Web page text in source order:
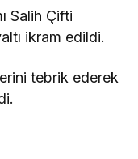
Salih Çifti
ikram edildi.
tebrik ederek